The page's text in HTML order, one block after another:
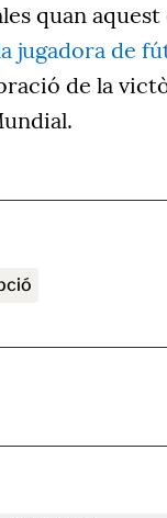
quan
jugadora de
de la